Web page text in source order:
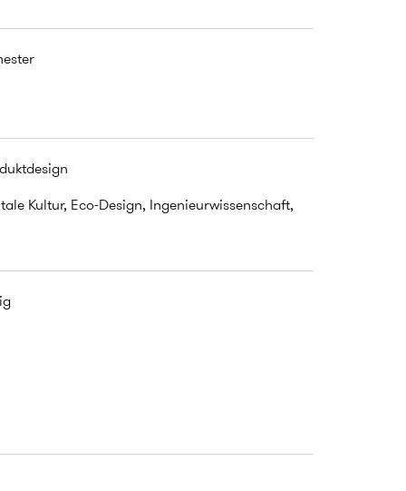
Kultur, Eco-Design, Ingenieurwissenschaft,